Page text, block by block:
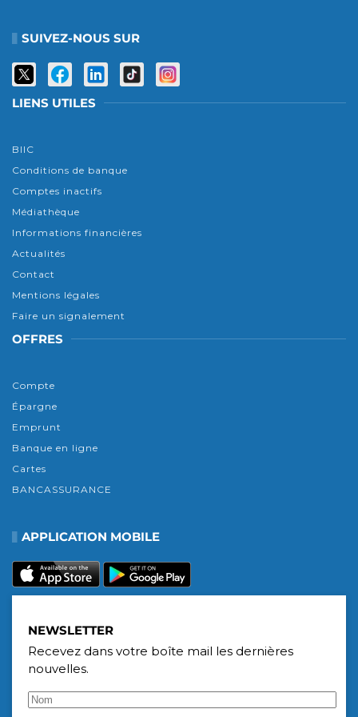
SUIVEZ-NOUS SUR
LIENS UTILES
BIIC
Conditions de banque
Comptes inactifs
Médiathèque
Informations financières
Actualités
Contact
Mentions légales
Faire un signalement
OFFRES
Compte
Épargne
Emprunt
Banque en ligne
Cartes
BANCASSURANCE
APPLICATION MOBILE
NEWSLETTER
Recevez dans votre boîte mail les dernières
nouvelles.